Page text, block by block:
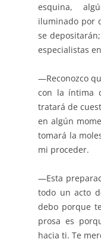
esquina,
iluminado por
se
especialistas
—Reconozco
con la íntima
tratará de
en algún
tomará la
mi proceder.
—Esta
todo un acto
debo porque
prosa es
hacia ti. Te